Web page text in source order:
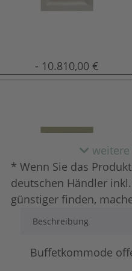
natur (unlackiert)
- 10.810,00 €
lackiert
- 10.517,00 €
* Wenn Sie das
deutschen Händler
günstiger finden,
Beschreibung
Buffetkommode